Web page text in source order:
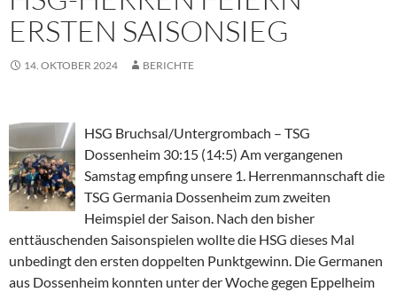
ERSTEN SAISONSIEG
14. OKTOBER 2024 BERICHTE
HSG Bruchsal/Untergrombach – TSG
Dossenheim 30:15 (14:5) Am vergangenen
Samstag empfing unsere 1. Herrenmannschaft die
TSG Germania Dossenheim zum zweiten
Heimspiel der Saison. Nach den bisher
enttäuschenden Saisonspielen wollte die HSG dieses Mal
unbedingt den ersten doppelten Punktgewinn. Die Germanen
aus Dossenheim konnten unter der Woche gegen Eppelheim